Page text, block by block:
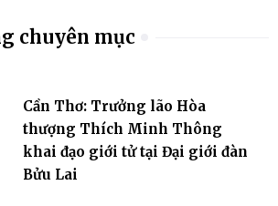
chuyên mục
Cần Thơ: Trưởng lão Hòa
thượng Thích Minh Thông
khai đạo giới tử tại Đại giới đàn
Bửu Lai